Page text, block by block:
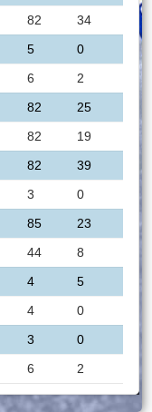
82
34
5
0
6
2
82
25
82
19
82
39
3
0
85
23
44
8
4
5
4
0
3
0
6 2